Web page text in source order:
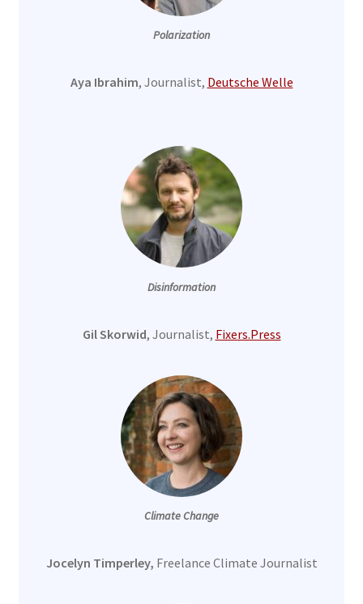
Polarization
Aya Ibrahim, Journalist, Deutsche Welle
Disinformation
Gil Skorwid, Journalist, Fixers.Press
Climate Change
Jocelyn Timperley, Freelance Climate Journalist